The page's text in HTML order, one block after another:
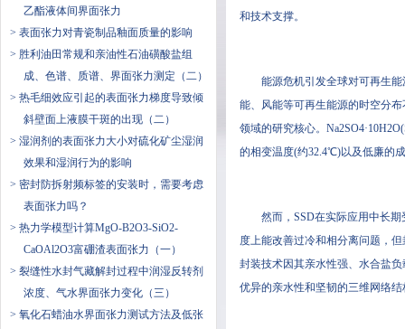
乙酯液体间界面张力
> 表面张力对青瓷制品釉面质量的影响
> 胜利油田常规和亲油性石油磺酸盐组
成、色谱、质谱、界面张力测定（二）
> 热毛细效应引起的表面张力梯度导致倾
斜壁面上液膜干斑的出现（二）
> 湿润剂的表面张力大小对硫化矿尘湿润
效果和湿润行为的影响
> 密封防拆射频标签的安装时，需要考虑
表面张力吗？
> 热力学模型计算MgO-B2O3-SiO2-
CaOAl2O3富硼渣表面张力（一）
> 裂缝性水封气藏解封过程中润湿反转剂
浓度、气水界面张力变化（三）
> 氧化石蜡油水界面张力测试方法及低张
和技术支撑。
能源危机引发全球对可再生
能、风能等可再生能源的时空分
领域的研究核心。
的相变温度(约32.4℃)以及低廉的
然而，SSD在实际应用中长
度上能改善过冷和相分离问题，
封装技术因其亲水性强、水合盐
优异的亲水性和坚韧的三维网络